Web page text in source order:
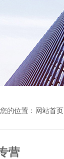
您的位置： 网站首页
营